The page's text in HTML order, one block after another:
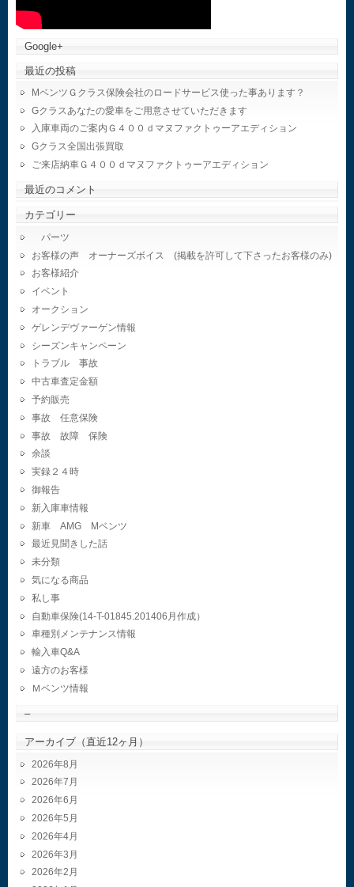
Google+
最近の投稿
MベンツＧクラス保険会社のロードサービス使った事あります？
Gクラスあなたの愛車をご用意させていただきます
入庫車両のご案内Ｇ４００ｄマヌファクトゥーアエディション
Gクラス全国出張買取
ご来店納車Ｇ４００ｄマヌファクトゥーアエディション
最近のコメント
カテゴリー
パーツ
お客様の声 オーナーズボイス (掲載を許可して下さったお客様のみ)
お客様紹介
イベント
オークション
ゲレンデヴァーゲン情報
シーズンキャンペーン
トラブル 事故
中古車査定金額
予約販売
事故 任意保険
事故 故障 保険
余談
実録２４時
御報告
新入庫車情報
新車 AMG Mベンツ
最近見聞きした話
未分類
気になる商品
私し事
自動車保険(14-T-01845.201406月作成）
車種別メンテナンス情報
輸入車Q&A
遠方のお客様
Ｍベンツ情報
–
アーカイブ（直近12ヶ月）
2026年8月
2026年7月
2026年6月
2026年5月
2026年4月
2026年3月
2026年2月